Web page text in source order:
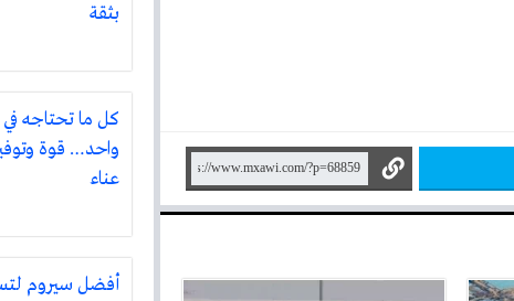
بثقة
كل ما تحتاجه
واحد… قوة
عناء
أفضل سيروم